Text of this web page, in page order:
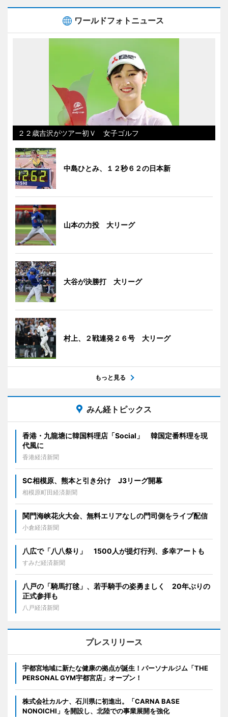
ワールドフォトニュース
２２歳吉沢がツアー初Ｖ 女子ゴルフ
中島ひとみ、１２秒６２の日本新
山本の力投 大リーグ
大谷が決勝打 大リーグ
村上、２戦連発２６号 大リーグ
もっと見る
みん経トピックス
香港・九龍塘に韓国料理店「Social」 韓国定番料理を現
代風に
香港経済新聞
SC相模原、熊本と引き分け J3リーグ開幕
相模原町田経済新聞
関門海峡花火大会、無料エリアなしの門司側をライブ配信
小倉経済新聞
八広で「八八祭り」 1500人が提灯行列、多幸アートも
すみだ経済新聞
八戸の「騎馬打毬」、若手騎手の姿勇ましく 20年ぶりの
正式参拝も
八戸経済新聞
プレスリリース
宇都宮地域に新たな健康の拠点が誕生！パーソナルジム「THE
PERSONAL GYM宇都宮店」オープン！
株式会社カルナ、石川県に初進出。「CARNA BASE
NONOICHI」を開設し、北陸での事業展開を強化